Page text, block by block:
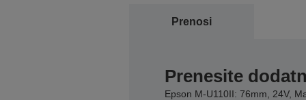
Prenosi
Prenesite
Epson M-U110II: 76mm, 24V,